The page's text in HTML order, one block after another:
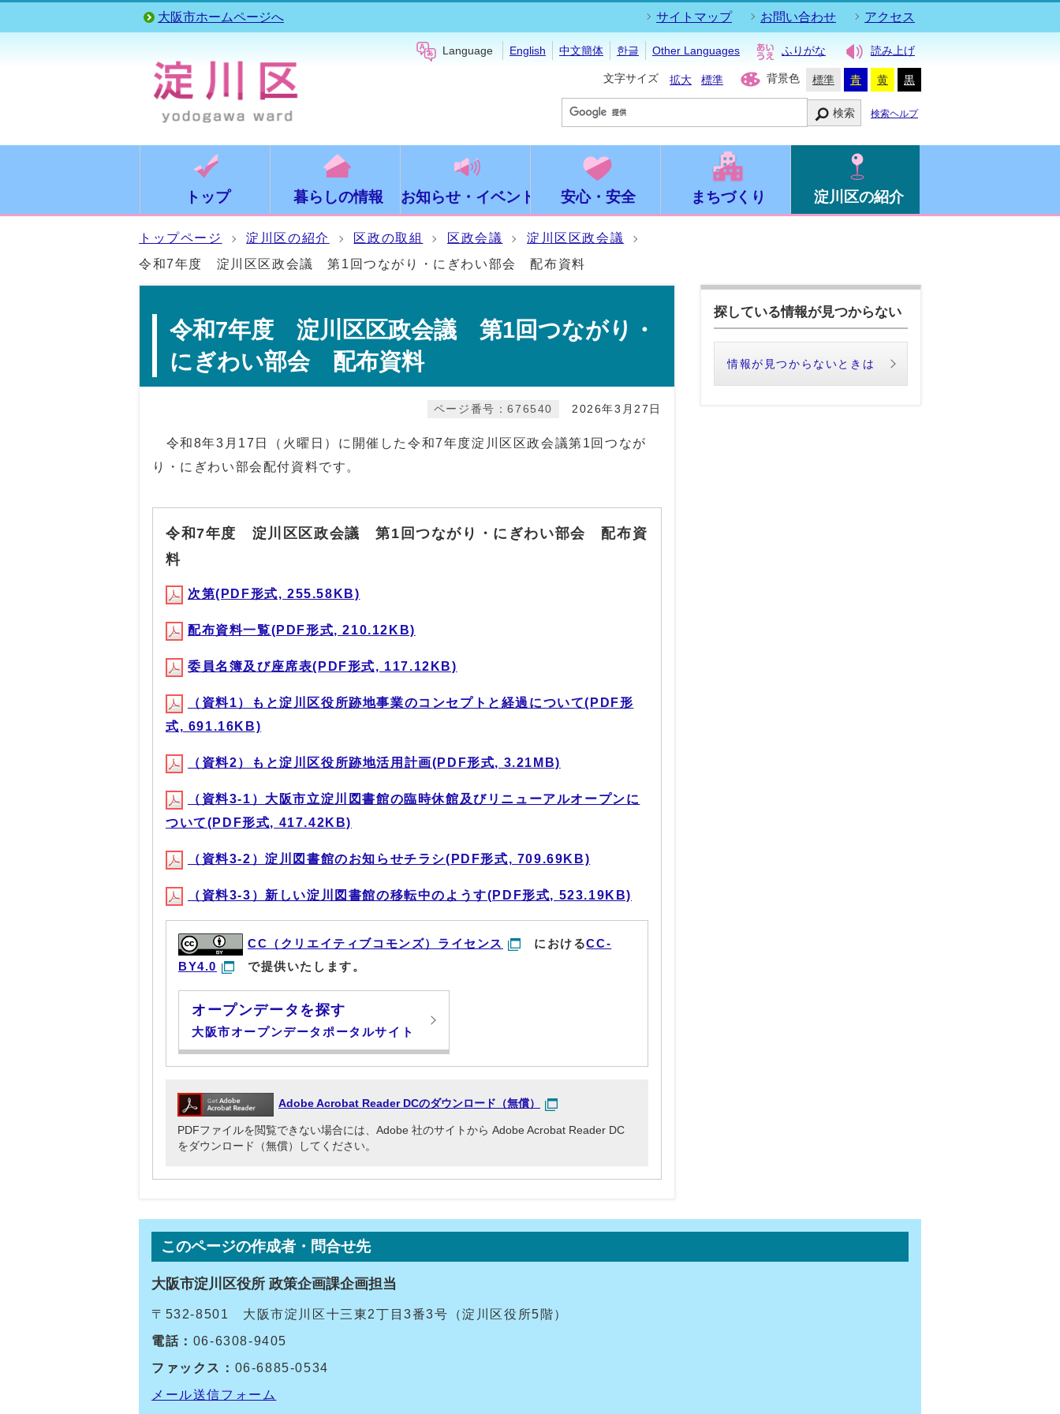
大阪市ホームページへ サイトマップ お問い合わせ アクセス
Language English 中文簡体 한글 Other Languages ふりがな 読み上げ
文字サイズ 拡大 標準 背景色 標準 青 黄 黒
検索 検索ヘルプ
トップ 暮らしの情報 お知らせ・イベント 安心・安全 まちづくり 淀川区の紹介
トップページ 淀川区の紹介 区政の取組 区政会議
淀川区区政会議
令和7年度 淀川区区政会議 第1回つながり・にぎわい部会 配布資料
令和7年度 淀川区区政会議 第1回つながり・
にぎわい部会 配布資料
2026年3月27日
ページ番号：676540
令和8年3月17日（火曜日）に開催した令和7年度淀川区区政会議第1回つなが
り・にぎわい部会配付資料です。
令和7年度 淀川区区政会議 第1回つながり・にぎわい部会 配布資
料
次第(PDF形式, 255.58KB)
配布資料一覧(PDF形式, 210.12KB)
委員名簿及び座席表(PDF形式, 117.12KB)
（資料1）もと淀川区役所跡地事業のコンセプトと経過について(PDF形
式, 691.16KB)
（資料2）もと淀川区役所跡地活用計画(PDF形式, 3.21MB)
（資料3-1）大阪市立淀川図書館の臨時休館及びリニューアルオープンに
ついて(PDF形式, 417.42KB)
（資料3-2）淀川図書館のお知らせチラシ(PDF形式, 709.69KB)
（資料3-3）新しい淀川図書館の移転中のようす(PDF形式, 523.19KB)
CC（クリエイティブコモンズ）ライセンス におけるCC-
BY4.0
で提供いたします。
オープンデータを探す
大阪市オープンデータポータルサイト
Adobe Acrobat Reader DCのダウンロード（無償）
PDFファイルを閲覧できない場合には、Adobe 社のサイトから Adobe Acrobat Reader DC
をダウンロード（無償）してください。
探している情報が見つからない
情報が見つからないときは
このページの作成者・問合せ先
大阪市淀川区役所 政策企画課企画担当
〒532-8501 大阪市淀川区十三東2丁目3番3号（淀川区役所5階）
電話： 06-6308-9405
ファックス： 06-6885-0534
メール送信フォーム